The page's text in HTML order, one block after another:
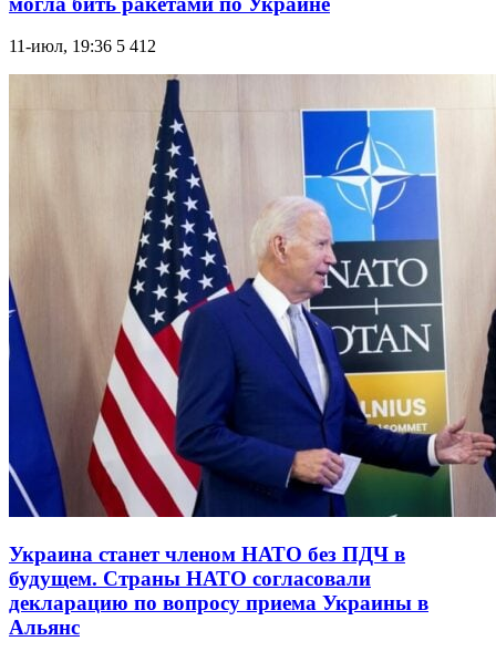
11-июл, 19:36 5 412
Украина станет членом НАТО без ПДЧ в
будущем. Страны НАТО согласовали
декларацию по вопросу приема Украины в
Альянс